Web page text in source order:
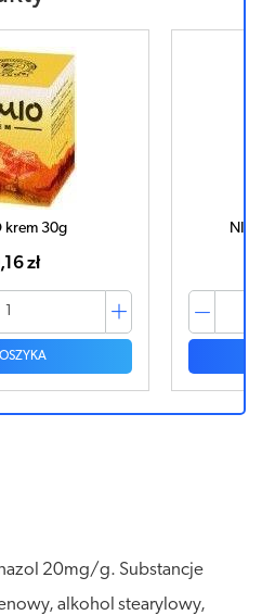
krem 30g
zł
20mg/g. Substancje
alkohol stearylowy,